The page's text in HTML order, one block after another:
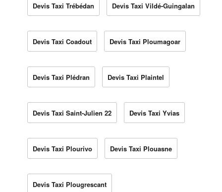
Devis Taxi Trébédan Devis Taxi Vildé-Guingalan
Devis Taxi Coadout Devis Taxi Ploumagoar
Devis Taxi Plédran Devis Taxi Plaintel
Devis Taxi Saint-Julien 22 Devis Taxi Yvias
Devis Taxi Plourivo Devis Taxi Plouasne
Devis Taxi Plougrescant